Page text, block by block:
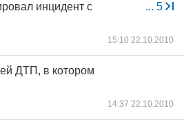
... 5
инцидент с
15:10 22.10.2010
ДТП, в котором
14:37 22.10.2010